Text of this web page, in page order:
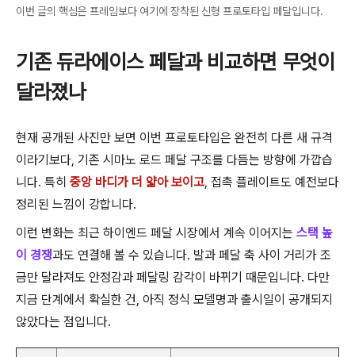
이번 글의 핵심은 프레임보다 여기에 장착된 신형 프로토타입 페달입니다.
기존 듀라에이스 페달과 비교하면 무엇이
달라졌나
현재 공개된 사진만 보면 이번 프로토타입은 완전히 다른 새 규격
이라기보다, 기존 시마노 로드 페달 구조를 다듬는 방향에 가깝습
니다. 특히 중앙 바디가 더 얇아 보이고, 접촉 플레이트도 예전보다
정리된 느낌이 강합니다.
이런 변화는 최근 하이엔드 페달 시장에서 계속 이어지는 스택 높
이 경쟁과도 연결해 볼 수 있습니다. 발과 페달 축 사이 거리가 조
금만 달라져도 안정감과 페달링 감각이 바뀌기 때문입니다. 다만
지금 단계에서 확실한 건, 아직 정식 모델명과 출시일이 공개되지
않았다는 점입니다.